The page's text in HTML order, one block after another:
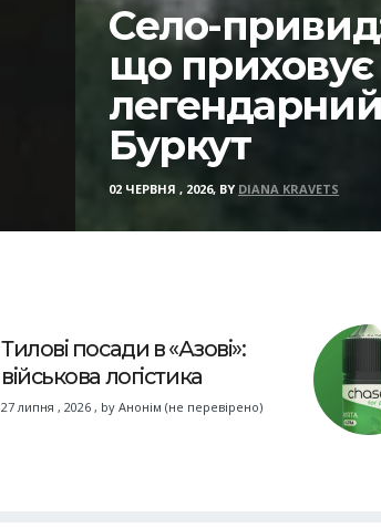
Село-
що приховує
легендарний
Буркут
02 ЧЕРВНЯ , 2026, BY DIANA KRAVETS
Тилові посади в «Азові»:
військова логістика
27 липня , 2026, by Анонім (не перевірено)